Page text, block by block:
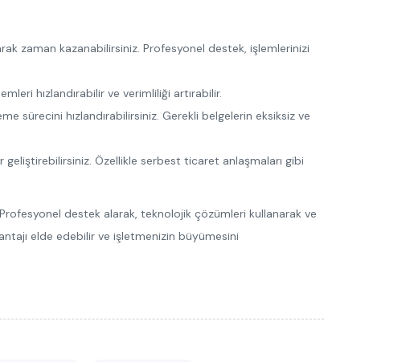
zaman kazanabilirsiniz. Profesyonel destek, işlemlerinizi
hızlandırabilir ve verimliliği artırabilir.
sürecini hızlandırabilirsiniz. Gerekli belgelerin eksiksiz ve
Özellikle serbest ticaret anlaşmaları gibi
destek alarak, teknolojik çözümleri kullanarak ve
elde edebilir ve işletmenizin büyümesini